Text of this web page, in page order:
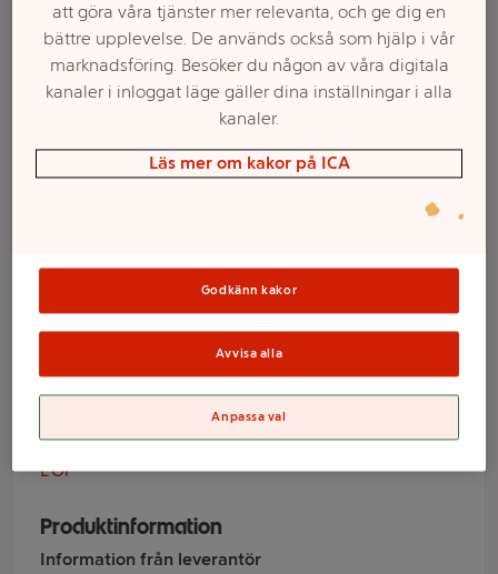
Kaffekapslar
Lungo 8 Profondo
10-p L'OR
Varumärke
L'Or
Produktinformation
Information från leverantör
Välj butik och handla
att göra våra tjänster mer relevanta, och ge dig en
bättre upplevelse. De används också som hjälp i vår
marknadsföring. Besöker du någon av våra digitala
kanaler i inloggat läge gäller dina inställningar i alla
kanaler.
Läs mer om kakor på ICA
Godkänn kakor
Avvisa alla
Anpassa val